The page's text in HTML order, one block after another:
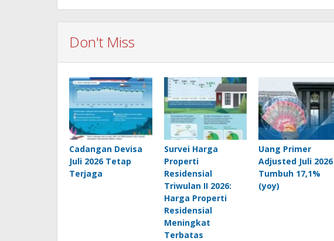
Don't Miss
Cadangan Devisa
Juli 2026 Tetap
Terjaga
Survei Harga
Properti
Residensial
Triwulan II 2026:
Harga Properti
Residensial
Meningkat
Terbatas
Uang Primer
Adjusted Juli 2026
Tumbuh 17,1%
(yoy)